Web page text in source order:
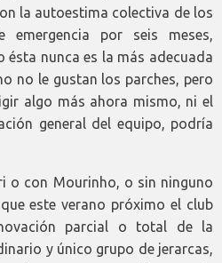
la autoestima colectiva de los
emergencia por seis meses,
ésta nunca es la más adecuada
no le gustan los parches, pero
algo más ahora mismo, ni el
general del equipo, podría
o con Mourinho, o sin ninguno
este verano próximo el club
parcial o total de la
y único grupo de jerarcas,